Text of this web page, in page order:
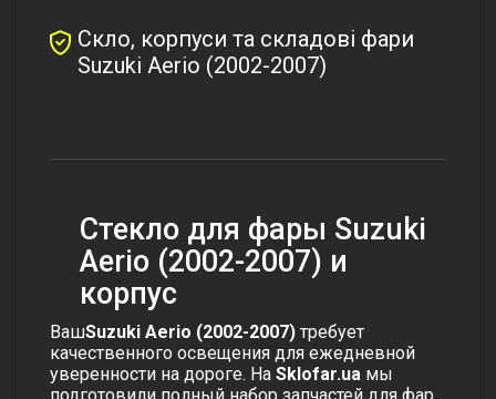
Скло, корпуси та складові фари
Suzuki Aerio (2002-2007)
Стекло для фары Suzuki
Aerio (2002-2007) и
корпус
ВашSuzuki Aerio (2002-2007) требует
качественного освещения для ежедневной
уверенности на дороге. На Sklofar.ua мы